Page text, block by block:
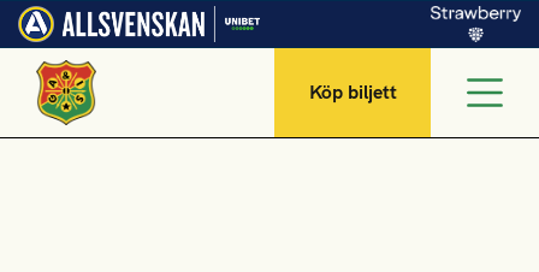
Köp biljett